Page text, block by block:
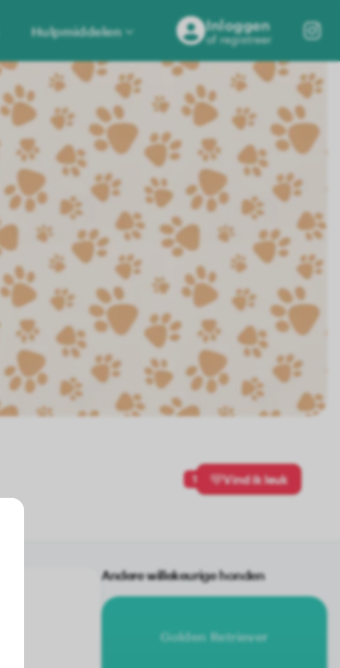
Hulpmiddelen Inloggen
of registreer
1 Vind ik leuk
Andere willekeurige honden
Golden Retriever